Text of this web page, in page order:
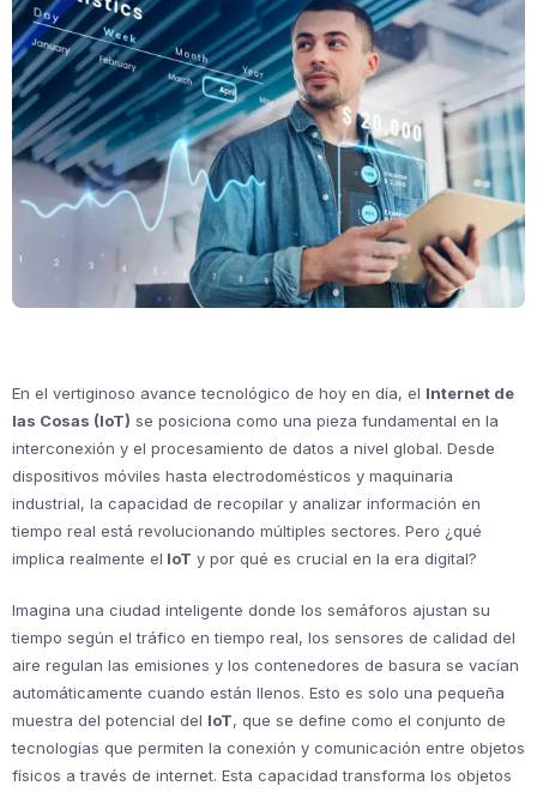
En el vertiginoso avance tecnológico de hoy en día, el Internet de
las Cosas (IoT) se posiciona como una pieza fundamental en la
interconexión y el procesamiento de datos a nivel global. Desde
dispositivos móviles hasta electrodomésticos y maquinaria
industrial, la capacidad de recopilar y analizar información en
tiempo real está revolucionando múltiples sectores. Pero ¿qué
implica realmente el IoT y por qué es crucial en la era digital?
Imagina una ciudad inteligente donde los semáforos ajustan su
tiempo según el tráfico en tiempo real, los sensores de calidad del
aire regulan las emisiones y los contenedores de basura se vacían
automáticamente cuando están llenos. Esto es solo una pequeña
muestra del potencial del IoT, que se define como el conjunto de
tecnologías que permiten la conexión y comunicación entre objetos
físicos a través de internet. Esta capacidad transforma los objetos